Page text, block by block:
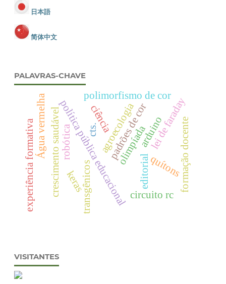
日本語
简体中文
PALAVRAS-CHAVE
editorial
olimpíada
política pública educacionalpadrões de cor
polimorfismo de cor
quítons
robótica
keras
crescimento saudável formação docente
transgênicos
cts.
Água vermelha agroecologia lei de faraday
experiência formativa ciência arduino
circuito rc
VISITANTES